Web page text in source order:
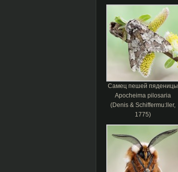
Самец пешей пяденицы
Apocheima pilosaria
(Denis & Schiffermu:ller,
1775)